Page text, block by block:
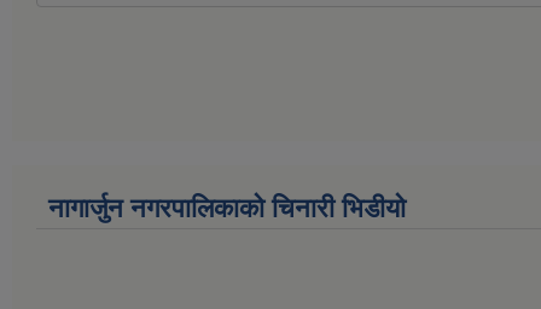
नागार्जुन नगरपालिकाको चिनारी भिडीयो